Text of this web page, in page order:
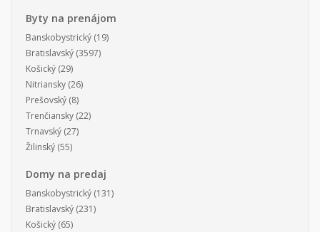
Byty na prenájom
Banskobystrický (19)
Bratislavský (3597)
Košický (29)
Nitriansky (26)
Prešovský (8)
Trenčiansky (22)
Trnavský (27)
Žilinský (55)
Domy na predaj
Banskobystrický (131)
Bratislavský (231)
Košický (65)